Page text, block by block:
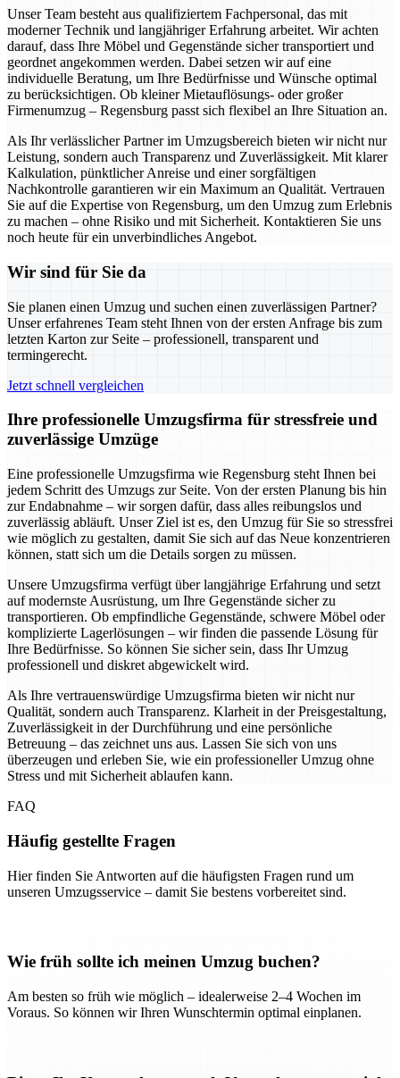
Unser Team besteht aus qualifiziertem Fachpersonal, das mit
moderner Technik und langjähriger Erfahrung arbeitet. Wir achten
darauf, dass Ihre Möbel und Gegenstände sicher transportiert und
geordnet angekommen werden. Dabei setzen wir auf eine
individuelle Beratung, um Ihre Bedürfnisse und Wünsche optimal
zu berücksichtigen. Ob kleiner Mietauflösungs- oder großer
Firmenumzug – Regensburg passt sich flexibel an Ihre Situation an.
Als Ihr verlässlicher Partner im Umzugsbereich bieten wir nicht nur
Leistung, sondern auch Transparenz und Zuverlässigkeit. Mit klarer
Kalkulation, pünktlicher Anreise und einer sorgfältigen
Nachkontrolle garantieren wir ein Maximum an Qualität. Vertrauen
Sie auf die Expertise von Regensburg, um den Umzug zum Erlebnis
zu machen – ohne Risiko und mit Sicherheit. Kontaktieren Sie uns
noch heute für ein unverbindliches Angebot.
Wir sind für Sie da
Sie planen einen Umzug und suchen einen zuverlässigen Partner?
Unser erfahrenes Team steht Ihnen von der ersten Anfrage bis zum
letzten Karton zur Seite – professionell, transparent und
termingerecht.
Jetzt schnell vergleichen
Ihre professionelle Umzugsfirma für stressfreie und
zuverlässige Umzüge
Eine professionelle Umzugsfirma wie Regensburg steht Ihnen bei
jedem Schritt des Umzugs zur Seite. Von der ersten Planung bis hin
zur Endabnahme – wir sorgen dafür, dass alles reibungslos und
zuverlässig abläuft. Unser Ziel ist es, den Umzug für Sie so stressfrei
wie möglich zu gestalten, damit Sie sich auf das Neue konzentrieren
können, statt sich um die Details sorgen zu müssen.
Unsere Umzugsfirma verfügt über langjährige Erfahrung und setzt
auf modernste Ausrüstung, um Ihre Gegenstände sicher zu
transportieren. Ob empfindliche Gegenstände, schwere Möbel oder
komplizierte Lagerlösungen – wir finden die passende Lösung für
Ihre Bedürfnisse. So können Sie sicher sein, dass Ihr Umzug
professionell und diskret abgewickelt wird.
Als Ihre vertrauenswürdige Umzugsfirma bieten wir nicht nur
Qualität, sondern auch Transparenz. Klarheit in der Preisgestaltung,
Zuverlässigkeit in der Durchführung und eine persönliche
Betreuung – das zeichnet uns aus. Lassen Sie sich von uns
überzeugen und erleben Sie, wie ein professioneller Umzug ohne
Stress und mit Sicherheit ablaufen kann.
FAQ
Häufig gestellte Fragen
Hier finden Sie Antworten auf die häufigsten Fragen rund um
unseren Umzugsservice – damit Sie bestens vorbereitet sind.
Wie früh sollte ich meinen Umzug buchen?
Am besten so früh wie möglich – idealerweise 2–4 Wochen im
Voraus. So können wir Ihren Wunschtermin optimal einplanen.